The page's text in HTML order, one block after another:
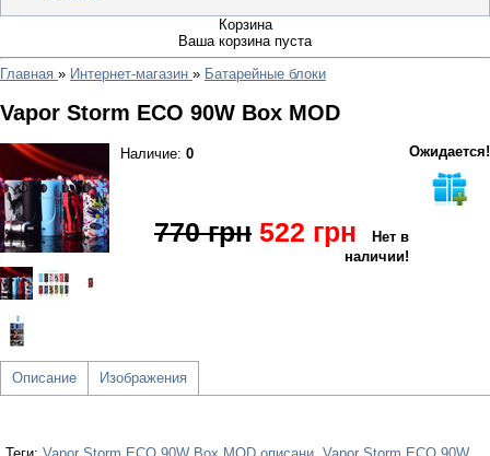
Корзина
Ваша корзина пуста
Главная » Интернет-магазин » Батарейные блоки
Vapor Storm ECO 90W Box MOD
Наличие: 0 Ожидается!
770 грн 522 грн
Нет в
наличии!
Описание Изображения